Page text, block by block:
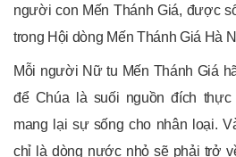
người con Mến Thánh Giá, được
trong Hội dòng Mến Thánh Giá Hà
Mỗi người Nữ tu Mến Thánh Giá
để Chúa là suối nguồn đích
mang lại sự sống cho nhân loại.
chỉ là dòng nước nhỏ sẽ phải trở